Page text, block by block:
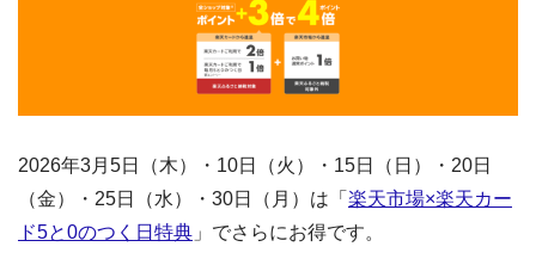
2026年3月5日（木）・10日（火）・15日（日）・20日
（金）・25日（水）・30日（月）は「 楽天市場×楽天カー
ド5と0のつく日特典 」でさらにお得です。